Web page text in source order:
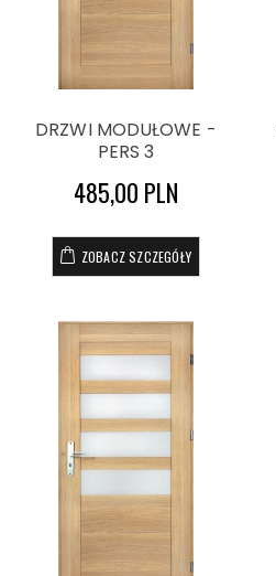
DRZWI MODUŁOWE -
PERS 3
485,00 PLN
ZOBACZ SZCZEGÓŁY